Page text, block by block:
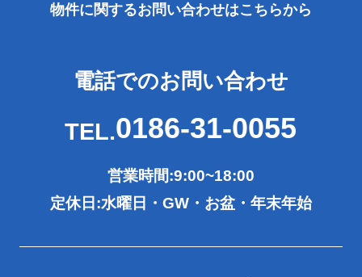
物件に関するお問い合わせはこちらから
電話でのお問い合わせ
TEL.0186-31-0055
営業時間:9:00~18:00
定休日:水曜日・GW・お盆・年末年始